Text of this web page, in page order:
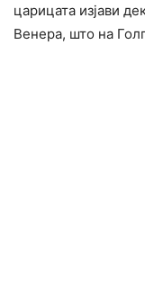
царицата изјави
Венера, што на